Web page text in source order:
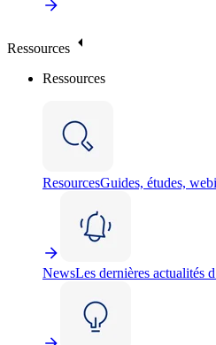
Ressources
Ressources
ResourcesGuides, études,
NewsLes dernières actualités